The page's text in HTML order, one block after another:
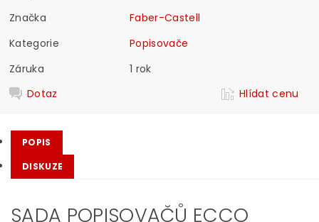
Značka
Faber-Castell
Kategorie
Popisovače
Záruka
1 rok
Dotaz
Hlídat cenu
POPIS
DISKUZE
SADA POPISOVAČŮ ECCO